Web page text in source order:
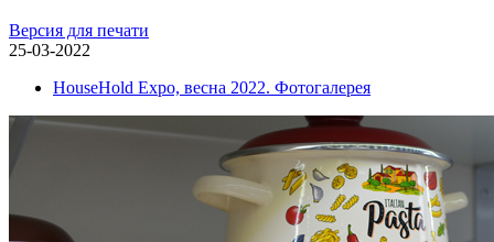
Версия для печати
25-03-2022
HouseHold Expo, весна 2022. Фотогалерея